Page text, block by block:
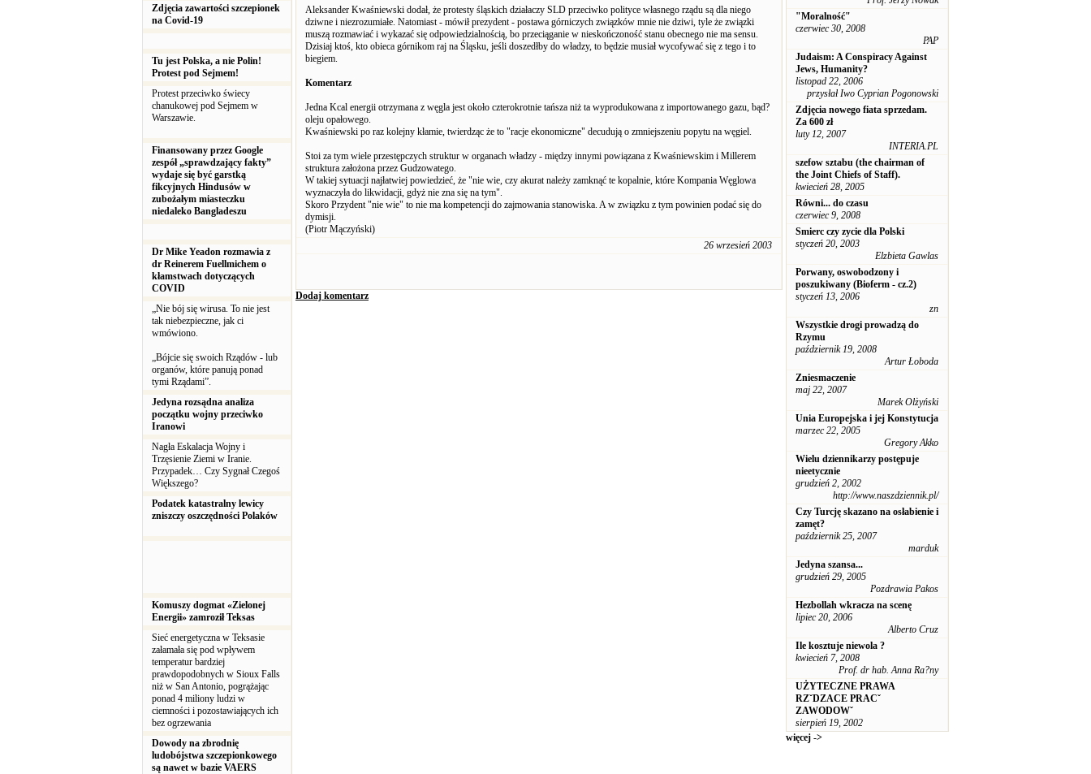
Zdjęcia zawartości szczepionek
na Covid-19
Tu jest Polska, a nie Polin!
Protest pod Sejmem!
Protest przeciwko świecy
chanukowej pod Sejmem w
Warszawie.
Finansowany przez Google
zespół „sprawdzający fakty”
wydaje się być garstką
fikcyjnych Hindusów w
zubożałym miasteczku
niedaleko Bangladeszu
Dr Mike Yeadon rozmawia z
dr Reinerem Fuellmichem o
kłamstwach dotyczących
COVID
„Nie bój się wirusa. To nie jest
tak niebezpieczne, jak ci
wmówiono.
„Bójcie się swoich Rządów - lub
organów, które panują ponad
tymi Rządami”.
Jedyna rozsądna analiza
początku wojny przeciwko
Iranowi
Nagła Eskalacja Wojny i
Trzęsienie Ziemi w Iranie.
Przypadek… Czy Sygnał Czegoś
Większego?
Podatek katastralny lewicy
zniszczy oszczędności Polaków
Komuszy dogmat «Zielonej
Energii» zamroził Teksas
Sieć energetyczna w Teksasie
załamała się pod wpływem
temperatur bardziej
prawdopodobnych w Sioux Falls
niż w San Antonio, pogrążając
ponad 4 miliony ludzi w
ciemności i pozostawiających ich
bez ogrzewania
Dowody na zbrodnię
ludobójstwa szczepionkowego
są nawet w bazie VAERS
Aleksander Kwaśniewski dodał, że protesty śląskich działaczy SLD przeciwko polityce własnego rządu są dla niego
dziwne i niezrozumiałe. Natomiast - mówił prezydent - postawa górniczych związków mnie nie dziwi, tyle że związki
muszą rozmawiać i wykazać się odpowiedzialnością, bo przeciąganie w nieskończoność stanu obecnego nie ma sensu.
Dzisiaj ktoś, kto obieca górnikom raj na Śląsku, jeśli doszedłby do władzy, to będzie musiał wycofywać się z tego i to
biegiem.
Komentarz
Jedna Kcal energii otrzymana z węgla jest około czterokrotnie tańsza niż ta wyprodukowana z importowanego gazu, bąd?
oleju opałowego.
Kwaśniewski po raz kolejny kłamie, twierdząc że to "racje ekonomiczne" decudują o zmniejszeniu popytu na węgiel.
Stoi za tym wiele przestępczych struktur w organach władzy - między innymi powiązana z Kwaśniewskim i Millerem
struktura założona przez Gudzowatego.
W takiej sytuacji najłatwiej powiedzieć, że "nie wie, czy akurat należy zamknąć te kopalnie, które Kompania Węglowa
wyznaczyła do likwidacji, gdyż nie zna się na tym".
Skoro Przydent "nie wie" to nie ma kompetencji do zajmowania stanowiska. A w związku z tym powinien podać się do
dymisji.
(Piotr Mączyński)
26 wrzesień 2003
Dodaj komentarz
"Moralność"
czerwiec 30, 2008
PAP
Judaism: A Conspiracy Against
Jews, Humanity?
listopad 22, 2006
przysłał Iwo Cyprian Pogonowski
Zdjęcia nowego fiata sprzedam.
Za 600 zł
luty 12, 2007
INTERIA.PL
szefow sztabu (the chairman of
the Joint Chiefs of Staff).
kwiecień 28, 2005
Równi... do czasu
czerwiec 9, 2008
Smierc czy zycie dla Polski
styczeń 20, 2003
Elzbieta Gawlas
Porwany, oswobodzony i
poszukiwany (Bioferm - cz.2)
styczeń 13, 2006
zn
Wszystkie drogi prowadzą do
Rzymu
październik 19, 2008
Artur Łoboda
Zniesmaczenie
maj 22, 2007
Marek Olżyński
Unia Europejska i jej Konstytucja
marzec 22, 2005
Gregory Akko
Wielu dziennikarzy postępuje
nieetycznie
grudzień 2, 2002
http://www.naszdziennik.pl/
Czy Turcję skazano na osłabienie i
zamęt?
październik 25, 2007
marduk
Jedyna szansa...
grudzień 29, 2005
Pozdrawia Pakos
Hezbollah wkracza na scenę
lipiec 20, 2006
Alberto Cruz
Ile kosztuje niewola ?
kwiecień 7, 2008
Prof. dr hab. Anna Ra?ny
UŻYTECZNE PRAWA
RZˇDZACE PRACˇ
ZAWODOWˇ
sierpień 19, 2002
więcej ->